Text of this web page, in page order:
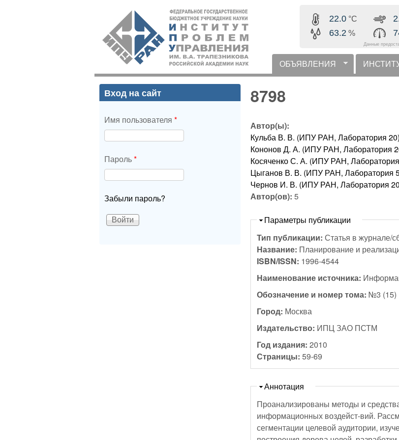
содержанию
ИПУ
РАН
22.0 °C
63.2 %
Данные
горизонтальное меню
ОБЪЯВЛЕНИЯ
8798
Автор(ы):
Кульба В. В. (ИПУ РАН, Лаборатория
Кононов Д. А. (ИПУ РАН, Лаборатория
Косяченко С. А. (ИПУ РАН,
Цыганов В. В. (ИПУ РАН, Лаборатория
Чернов И. В. (ИПУ РАН, Лаборатория
Автор(ов):5
Скрыть
Параметры публикации
Тип публикации:Статья в журнале/
Название: Планирование и
ISBN/ISSN: 1996-4544
Наименование источника:
Обозначение и номер тома:№3 (15)
Город: Москва
Издательство: ИПЦ ЗАО ПСТМ
Год издания:2010
Страницы:59-69
Скрыть
Аннотация
Проанализированы методы и
информационных воздейст-вий.
сегментации целевой аудитории,
Вход на сайт
Имя пользователя *
Пароль*
Забыли пароль?